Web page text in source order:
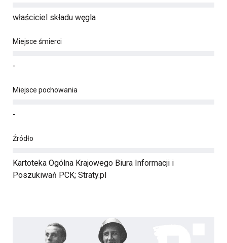
właściciel składu węgla
Miejsce śmierci
-
Miejsce pochowania
-
Źródło
Kartoteka Ogólna Krajowego Biura Informacji i
Poszukiwań PCK; Straty.pl